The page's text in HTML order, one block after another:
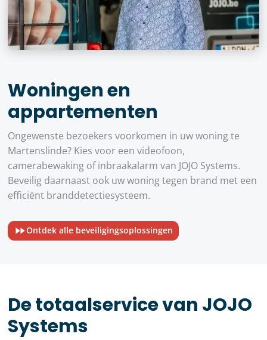
Woningen en
appartementen
Ongewenste bezoekers voorkomen in uw woning te
Martenslinde? Kies voor een videofoon,
camerabewaking of inbraakalarm van JOJO Systems.
Beveilig daarnaast ook uw woning tegen brand met een
efficiënt branddetectiesysteem.
Ontdek alle beveiligingsoplossingen
De totaalservice van JOJO
Systems